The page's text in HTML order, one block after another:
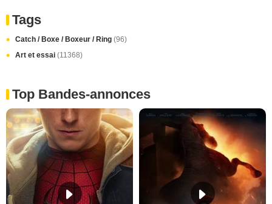
Tags
Catch / Boxe / Boxeur / Ring (96)
Art et essai (11368)
Top Bandes-annonces